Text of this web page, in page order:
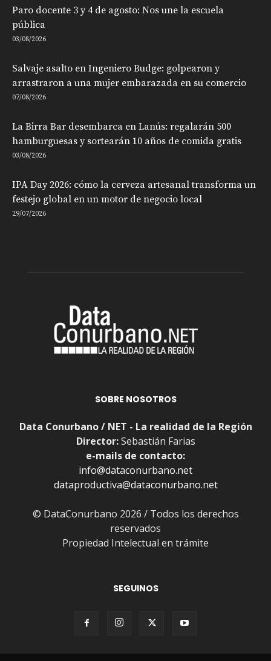
Paro docente 3 y 4 de agosto: Nos une la escuela
pública
03/08/2026
Salvaje asalto en Ingeniero Budge: golpearon y
arrastraron a una mujer embarazada en su comercio
07/08/2026
La Birra Bar desembarca en Lanús: regalarán 500
hamburguesas y sortearán 10 años de comida gratis
03/08/2026
IPA Day 2026: cómo la cerveza artesanal transforma un
festejo global en un motor de negocio local
29/07/2026
SOBRE NOSOTROS
Data Conurbano / NET - La realidad de la Región
Director:Sebastián Farias
e-mails de contacto:
info@dataconurbano.net
dataproductiva@dataconurbano.net
© DataConurbano 2026 / Todos los derechos
reservados
Propiedad Intelectual en trámite
SEGUINOS